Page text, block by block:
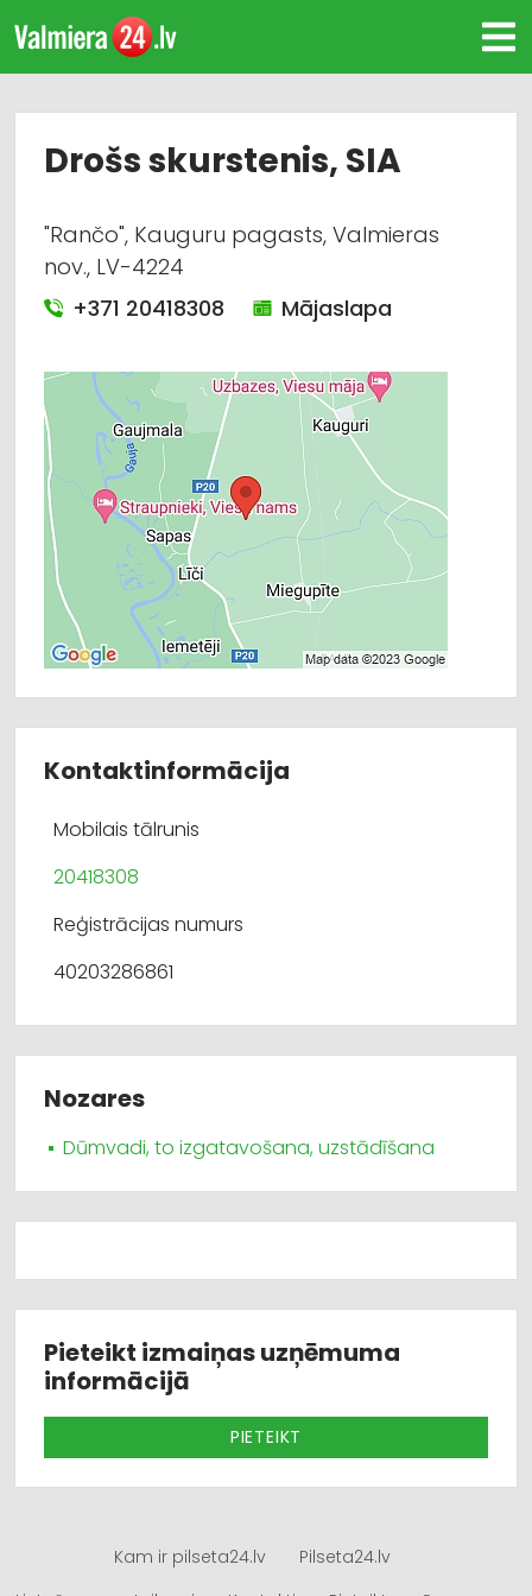
Drošs skurstenis, SIA
"Rančo", Kauguru pagasts, Valmieras
nov., LV-4224
+371 20418308
Mājaslapa
Kontaktinformācija
Mobilais tālrunis
20418308
Reģistrācijas numurs
40203286861
Nozares
Dūmvadi, to izgatavošana, uzstādīšana
Pieteikt izmaiņas uzņēmuma
informācijā
PIETEIKT
Kam ir pilseta24.lv
Pilseta24.lv